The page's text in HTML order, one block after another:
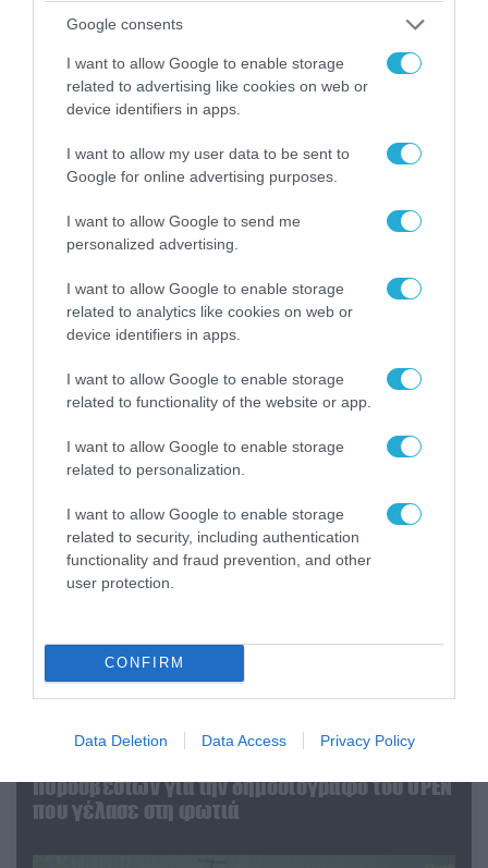
Google consents
I want to allow Google to enable storage
related to advertising like cookies on web or
device identifiers in apps.
I want to allow my user data to be sent to
Google for online advertising purposes.
I want to allow Google to send me
personalized advertising.
I want to allow Google to enable storage
related to analytics like cookies on web or
device identifiers in apps.
I want to allow Google to enable storage
related to functionality of the website or app.
I want to allow Google to enable storage
related to personalization.
I want to allow Google to enable storage
related to security, including authentication
functionality and fraud prevention, and other
user protection.
CONFIRM
Data Deletion Data Access Privacy Policy
«Οι εντελώς αθώοι»: Η ανάρτηση του Αρκά για
τα ζώα που χάθηκαν στις πυρκαγιές της
Αττικής (φωτο)
Αυτή την ώρα το τελευταίο «αντίο» στον πρώην
04.08.2026 | 13:02
Πυροσβεστών για την δημοσιογράφο του OPEN
που γέλασε στη φωτιά